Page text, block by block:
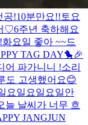
공!10분만요!! 토요
♡6주년 축하해요
화요일 좋아 ~~드
TAG DAY🐤🎉
어 파가니니 !소리
도 고생했어요😊
요일요일요일안
늘 날씨가 너무 흐
JANGJUN